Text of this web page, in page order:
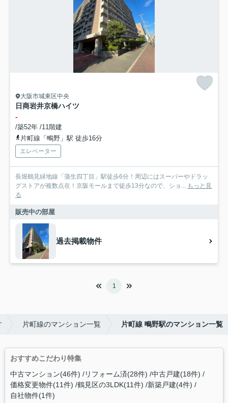
大阪市城東区中央
日商岩井京橋ハイツ
-
/築52年 /11階建
片町線「鴫野」駅 徒歩16分
エレベーター
長堀鶴見緑地線「蒲生四丁目」駅徒歩6分！周辺にはスーパーやドラッ
グストアが複数点在！京阪モールまで徒歩13分なので、ショ... もっと見
る
販売中の部屋
過去掲載物件
1
片町線のマンション一覧 片町線 鴫野駅のマンション一覧
おすすめこだわり特集
中古マンション(46件) リフォーム済(28件) 中古戸建(18件)
価格変更物件(11件) 鶴見区の3LDK(11件) 新築戸建(4件)
自社物件(1件)